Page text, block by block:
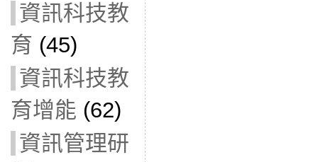
資訊科技教
育 (45)
資訊科技教
育增能 (62)
資訊管理研